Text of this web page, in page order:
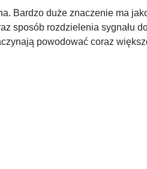
Bardzo duże znaczenie ma
sposób rozdzielenia sygnału
powodować coraz